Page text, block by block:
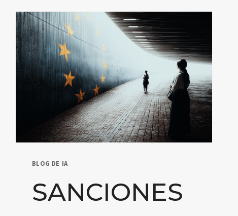
BLOG DE IA
SANCIONES